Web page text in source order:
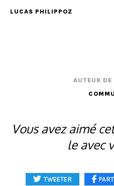
LUCAS PHILIPPOZ
AUTEUR
Vous avez aimé
le avec
TWEETER